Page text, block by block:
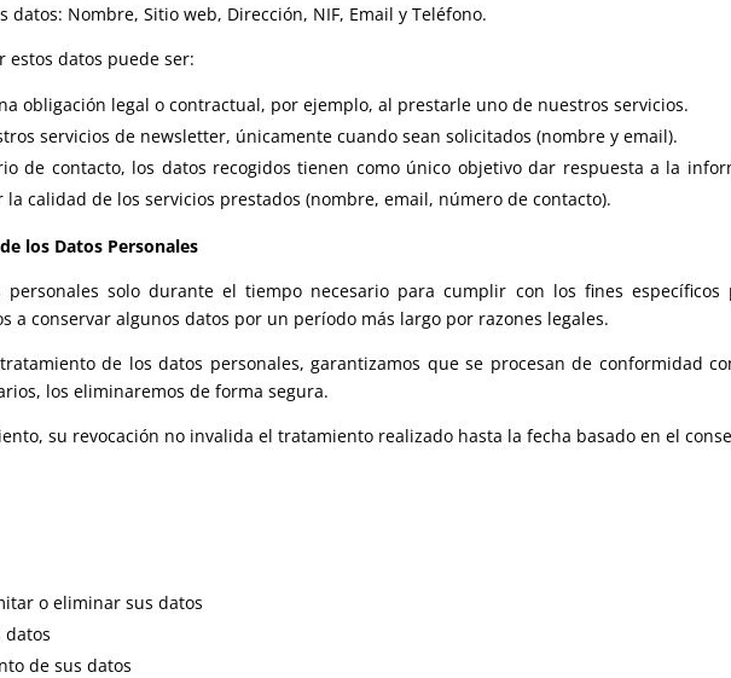
datos: Nombre, Sitio web, Dirección, NIF, Email y Teléfono.
estos datos puede ser:
obligación legal o contractual, por ejemplo, al prestarle uno de nuestros servicios.
servicios de newsletter, únicamente cuando sean solicitados (nombre y email).
de contacto, los datos recogidos tienen como único objetivo dar respuesta a la
calidad de los servicios prestados (nombre, email, número de contacto).
los Datos Personales
personales solo durante el tiempo necesario para cumplir con los fines
a conservar algunos datos por un período más largo por razones legales.
de los datos personales, garantizamos que se procesan de conformidad
los eliminaremos de forma segura.
su revocación no invalida el tratamiento realizado hasta la fecha basado en el
o eliminar sus datos
datos
de sus datos